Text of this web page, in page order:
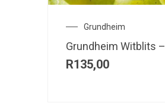
Grundheim
Grundheim Witblits –
R135,00